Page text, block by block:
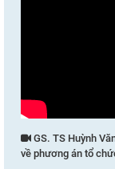
GS. TS Huỳnh
về phương án tổ